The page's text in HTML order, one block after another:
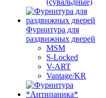
Фурнитура для
раздвижных дверей
MSM
S-Locked
V-ART
Vantage/KR